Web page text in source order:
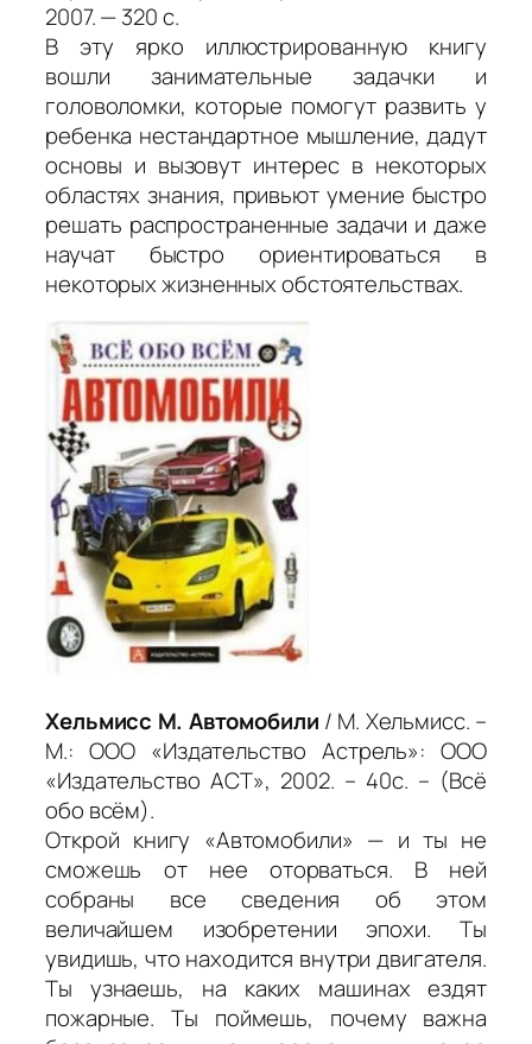
2007. — 320 с.
В эту ярко иллюстрированную книгу
вошли занимательные задачки и
головоломки, которые помогут развить у
ребенка нестандартное мышление, дадут
основы и вызовут интерес в некоторых
областях знания, привьют умение быстро
решать распространенные задачи и даже
научат быстро ориентироваться в
некоторых жизненных обстоятельствах.
Хельмисс М. Автомобили / М. Хельмисс. –
М.: ООО «Издательство Астрель»: ООО
«Издательство АСТ», 2002. – 40с. – (Всё
обо всём).
Открой книгу «Автомобили» — и ты не
сможешь от нее оторваться. В ней
собраны все сведения об этом
величайшем изобретении эпохи. Ты
увидишь, что находится внутри двигателя.
Ты узнаешь, на каких машинах ездят
пожарные. Ты поймешь, почему важна